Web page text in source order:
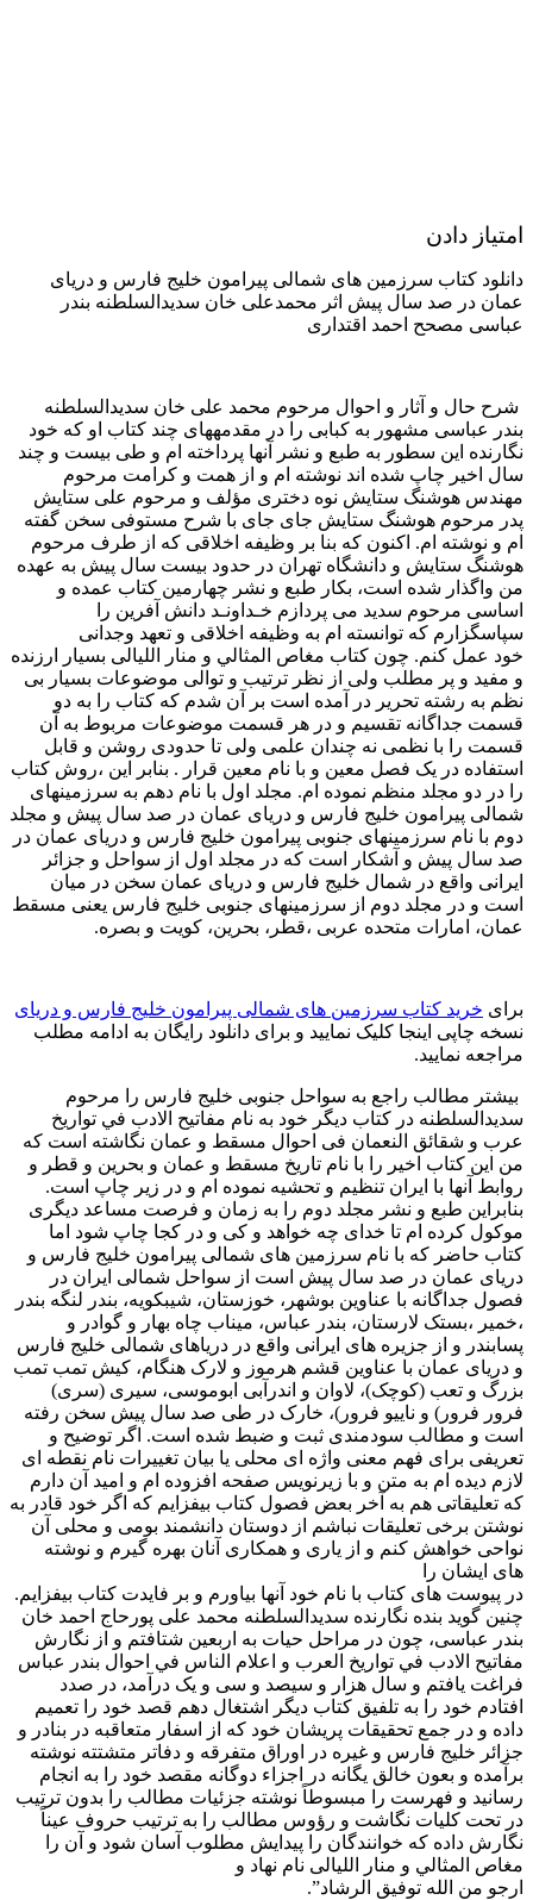
امتیاز دادن
دانلود کتاب سرزمین های شمالی پیرامون خلیج فارس و دریای
عمان در صد سال پیش اثر محمدعلی خان سدیدالسلطنه بندر
عباسی مصحح احمد اقتداری
شرح حال و آثار و احوال مرحوم محمد علی خان سدیدالسلطنه
بندر عباسی مشهور به کبابی را در مقدمههای چند کتاب او که خود
نگارنده این سطور به طبع و نشر آنها پرداخته ام و طی بیست و چند
سال اخیر چاپ شده اند نوشته ام و از همت و کرامت مرحوم
مهندس هوشنگ ستایش نوه دختری مؤلف و مرحوم علی ستایش
پدر مرحوم هوشنگ ستایش جای جای با شرح مستوفی سخن گفته
ام و نوشته ام. اکنون که بنا بر وظیفه اخلاقی که از طرف مرحوم
هوشنگ ستایش و دانشگاه تهران در حدود بیست سال پیش به عهده
من واگذار شده است، بکار طبع و نشر چهارمین کتاب عمده و
اساسی مرحوم سدید می پردازم خـداونـد دانش آفرین را
سپاسگزارم که توانسته ام به وظیفه اخلاقی و تعهد وجدانی
خود عمل کنم. چون کتاب مغاص المثالي و منار الليالی بسیار ارزنده
و مفید و پر مطلب ولی از نظر ترتیب و توالی موضوعات بسیار بی
نظم به رشته تحریر در آمده است بر آن شدم که کتاب را به دو
قسمت جداگانه تقسیم و در هر قسمت موضوعات مربوط به آن
قسمت را با نظمی نه چندان علمی ولی تا حدودی روشن و قابل
استفاده در یک فصل معین و با نام معین قرار . بنابر این ،روش کتاب
را در دو مجلد منظم نموده ام. مجلد اول با نام دهم به سرزمینهای
شمالی پیرامون خلیج فارس و دریای عمان در صد سال پیش و مجلد
دوم با نام سرزمینهای جنوبی پیرامون خلیج فارس و دریای عمان در
صد سال پیش و آشکار است که در مجلد اول از سواحل و جزائر
ایرانی واقع در شمال خلیج فارس و دریای عمان سخن در میان
است و در مجلد دوم از سرزمینهای جنوبی خلیج فارس یعنی مسقط
عمان، امارات متحده عربی ،قطر، بحرین، کویت و بصره.
برای خرید کتاب سرزمین های شمالی پیرامون خلیج فارس و دریای
نسخه چاپی اینجا کلیک نمایید و برای دانلود رایگان به ادامه مطلب
مراجعه نمایید.
بیشتر مطالب راجع به سواحل جنوبی خلیج فارس را مرحوم
سدیدالسلطنه در کتاب دیگر خود به نام مفاتيح الادب في تواريخ
عرب و شقائق النعمان فی احوال مسقط و عمان نگاشته است که
من این کتاب اخیر را با نام تاریخ مسقط و عمان و بحرین و قطر و
روابط آنها با ایران تنظیم و تحشیه نموده ام و در زیر چاپ است.
بنابراین طبع و نشر مجلد دوم را به زمان و فرصت مساعد دیگری
موکول کرده ام تا خدای چه خواهد و کی و در کجا چاپ شود اما
کتاب حاضر که با نام سرزمین های شمالی پیرامون خلیج فارس و
دریای عمان در صد سال پیش است از سواحل شمالی ایران در
فصول جداگانه با عناوین بوشهر، خوزستان، شیبکویه، بندر لنگه بندر
،خمیر ،بستک لارستان، بندر عباس، میناب چاه بهار و گوادر و
پسابندر و از جزیره های ایرانی واقع در دریاهای شمالی خلیج فارس
و دریای عمان با عناوین قشم هرموز و لارک هنگام، کیش تمب تمب
بزرگ و تعب (کوچک)، لاوان و اندرآبی ابوموسی، سیری (سری)
فرور فرور) و ناییو فرور)، خارک در طی صد سال پیش سخن رفته
است و مطالب سودمندی ثبت و ضبط شده است. اگر توضیح و
تعریفی برای فهم معنی واژه ای محلی یا بیان تغییرات نام نقطه ای
لازم دیده ام به متن و با زیرنویس صفحه افزوده ام و امید آن دارم
که تعلیقاتی هم به آخر بعض فصول کتاب بیفزایم که اگر خود قادر به
نوشتن برخی تعلیقات نباشم از دوستان دانشمند بومی و محلی آن
نواحی خواهش کنم و از یاری و همکاری آنان بهره گیرم و نوشته
های ایشان را
در پیوست های کتاب با نام خود آنها بیاورم و بر فایدت کتاب بیفزایم.
چنین گوید بنده نگارنده سدیدالسلطنه محمد علی پورحاج احمد خان
بندر عباسی، چون در مراحل حیات به اربعین شتافتم و از نگارش
مفاتيح الادب في تواريخ العرب و اعلام الناس في احوال بندر عباس
فراغت یافتم و سال هزار و سیصد و سی و یک درآمد، در صدد
افتادم خود را به تلفیق کتاب دیگر اشتغال دهم قصد خود را تعمیم
داده و در جمع تحقیقات پریشان خود که از اسفار متعاقبه در بنادر و
جزائر خلیج فارس و غیره در اوراق متفرقه و دفاتر متشتته نوشته
برآمده و بعون خالق یگانه در اجزاء دوگانه مقصد خود را به انجام
رسانید و فهرست را مبسوطاً نوشته جزئیات مطالب را بدون ترتیب
در تحت کلیات نگاشت و رؤوس مطالب را به ترتیب حروف عیناً
نگارش داده که خوانندگان را پیدایش مطلوب آسان شود و آن را
مغاص المثالي و منار الليالی نام نهاد و
ارجو من الله توفيق الرشاد”.